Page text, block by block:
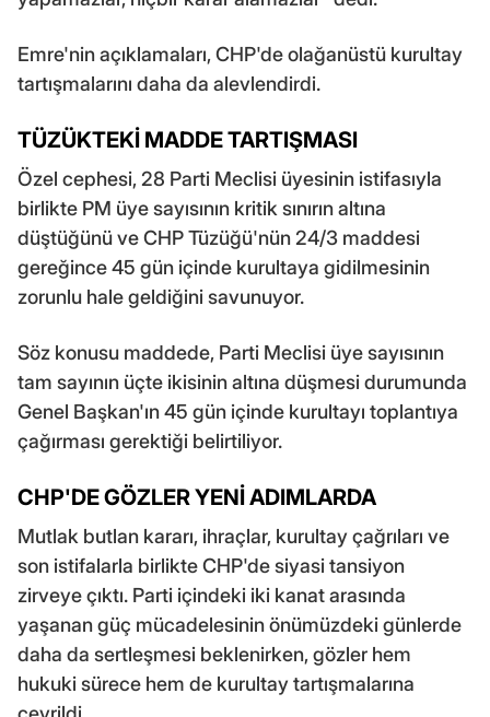
Emre'nin açıklamaları, CHP'de olağanüstü kurultay
tartışmalarını daha da alevlendirdi.
TÜZÜKTEKİ MADDE TARTIŞMASI
Özel cephesi, 28 Parti Meclisi üyesinin istifasıyla
birlikte PM üye sayısının kritik sınırın altına
düştüğünü ve CHP Tüzüğü'nün 24/3 maddesi
gereğince 45 gün içinde kurultaya gidilmesinin
zorunlu hale geldiğini savunuyor.
Söz konusu maddede, Parti Meclisi üye sayısının
tam sayının üçte ikisinin altına düşmesi durumunda
Genel Başkan'ın 45 gün içinde kurultayı toplantıya
çağırması gerektiği belirtiliyor.
CHP'DE GÖZLER YENİ ADIMLARDA
Mutlak butlan kararı, ihraçlar, kurultay çağrıları ve
son istifalarla birlikte CHP'de siyasi tansiyon
zirveye çıktı. Parti içindeki iki kanat arasında
yaşanan güç mücadelesinin önümüzdeki günlerde
daha da sertleşmesi beklenirken, gözler hem
hukuki sürece hem de kurultay tartışmalarına